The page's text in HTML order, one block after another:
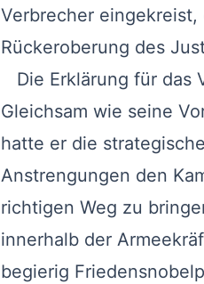
Verbrecher
Rückeroberung des
Die Erklärung für das
Gleichsam wie seine
hatte er die
Anstrengungen den
richtigen Weg zu
innerhalb der
begierig